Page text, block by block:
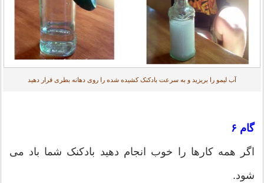
آب لیمو را بریزید و به سرعت بادکنک کشیده شده را روی دهانه بطری قرار دهید
گام ۶
اگر همه کارها را خوب انجام دهید بادکنک شما باد می
شود.